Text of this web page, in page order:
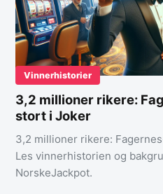
Vinnerhistorier
3,2 millioner rikere:
stort i Joker
3,2 millioner rikere:
Les vinnerhistorien og
NorskeJackpot.